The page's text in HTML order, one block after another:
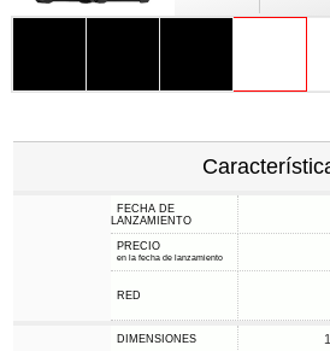
FECHA DE
LANZAMIENTO
PRECIO
en la fecha de lanzamiento
RED
DIMENSIONES